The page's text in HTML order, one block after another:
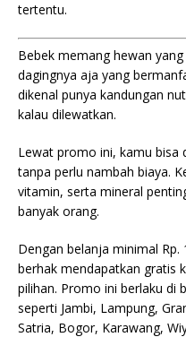
tertentu.
Bebek memang hewan
dagingnya aja yang
dikenal punya kandungan
kalau dilewatkan.
Lewat promo ini, kamu bisa
tanpa perlu nambah biaya.
vitamin, serta mineral
banyak orang.
Dengan belanja minimal
berhak mendapatkan gratis
pilihan. Promo ini berlaku di
seperti Jambi, Lampung,
Satria, Bogor, Karawang,